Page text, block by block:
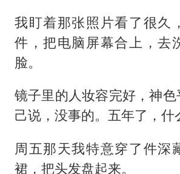
我盯着那张照片看了很久
件，把电脑屏幕合上，去
脸。
镜子里的人妆容完好，神色
己说，没事的。五年了，什
周五那天我特意穿了件深
裙，把头发盘起来。